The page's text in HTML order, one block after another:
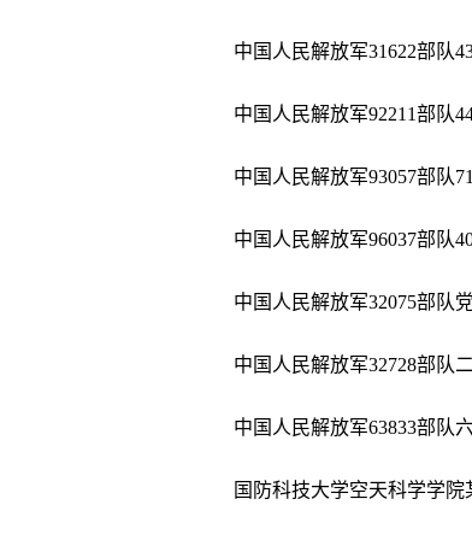
中国人民解放军31622部队
中国人民解放军92211部队
中国人民解放军93057部队
中国人民解放军96037部队
中国人民解放军32075部队
中国人民解放军32728部队
中国人民解放军63833部队
国防科技大学空天科学学院